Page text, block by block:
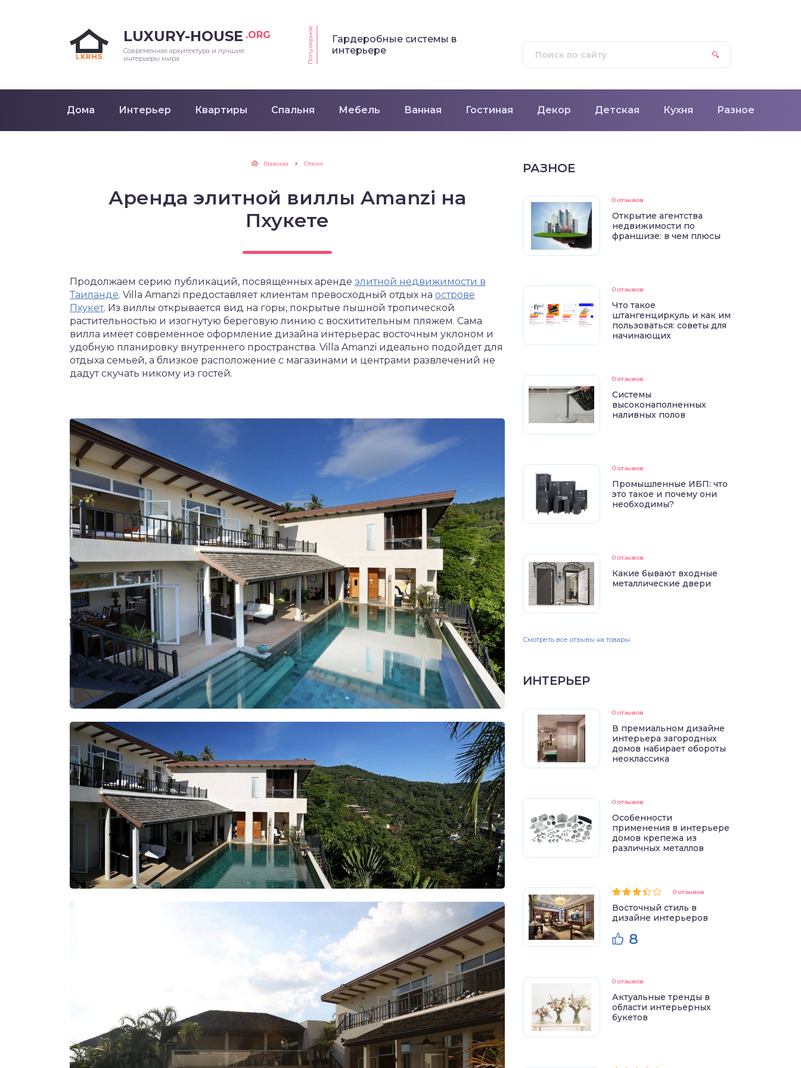
LUXURY-HOUSE .ORG
Современная архитектура и лучшие
интерьеры мира
Популярное
Гардеробные системы в
интерьере
Дома Интерьер Квартиры Спальня Мебель Ванная Гостиная Декор Детская Кухня Разное
Главная Отели
Аренда элитной виллы Amanzi на
Пхукете
Продолжаем серию публикаций, посвященных аренде элитной недвижимости в
Таиланде. Villa Amanzi предоставляет клиентам превосходный отдых на острове
Пхукет. Из виллы открывается вид на горы, покрытые пышной тропической
растительностью и изогнутую береговую линию с восхитительным пляжем. Сама
вилла имеет современное оформление дизайна интерьерас восточным уклоном и
удобную планировку внутреннего пространства. Villa Amanzi идеально подойдет для
отдыха семьей, а близкое расположение с магазинами и центрами развлечений не
дадут скучать никому из гостей.
РАЗНОЕ
0 отзывов
Открытие агентства
недвижимости по
франшизе: в чем плюсы
0 отзывов
Что такое
штангенциркуль и как им
пользоваться: советы для
начинающих
0 отзывов
Системы
высоконаполненных
наливных полов
0 отзывов
Промышленные ИБП: что
это такое и почему они
необходимы?
0 отзывов
Какие бывают входные
металлические двери
Смотреть все отзывы на товары
ИНТЕРЬЕР
0 отзывов
В премиальном дизайне
интерьера загородных
домов набирает обороты
неоклассика
0 отзывов
Особенности
применения в интерьере
домов крепежа из
различных металлов
0 отзывов
Восточный стиль в
дизайне интерьеров
8
0 отзывов
Актуальные тренды в
области интерьерных
букетов